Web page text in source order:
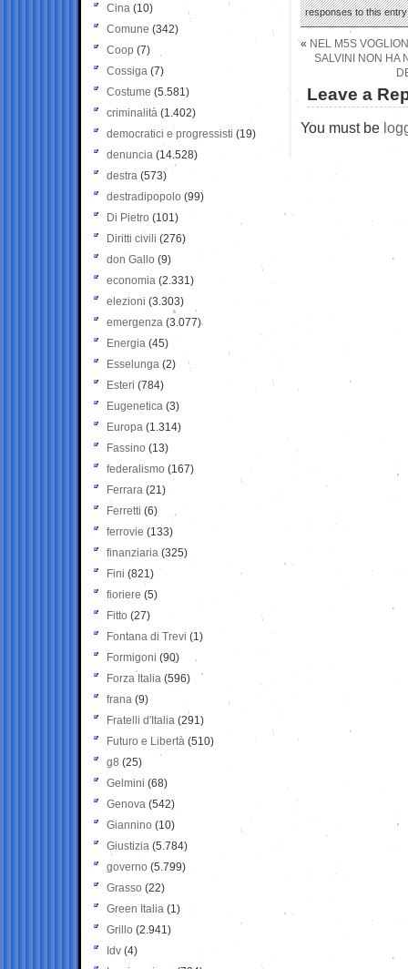
responses to this
« NEL M5S
SALVINI NON HA
Leave a
You must be
Cina (10)
Comune (342)
Coop (7)
Cossiga (7)
Costume (5.581)
criminalità (1.402)
democratici e progressisti (19)
denuncia (14.528)
destra (573)
destradipopolo (99)
Di Pietro (101)
Diritti civili (276)
don Gallo (9)
economia (2.331)
elezioni (3.303)
emergenza (3.077)
Energia (45)
Esselunga (2)
Esteri (784)
Eugenetica (3)
Europa (1.314)
Fassino (13)
federalismo (167)
Ferrara (21)
Ferretti (6)
ferrovie (133)
finanziaria (325)
Fini (821)
fioriere (5)
Fitto (27)
Fontana di Trevi (1)
Formigoni (90)
Forza Italia (596)
frana (9)
Fratelli d'Italia (291)
Futuro e Libertà (510)
g8 (25)
Gelmini (68)
Genova (542)
Giannino (10)
Giustizia (5.784)
governo (5.799)
Grasso (22)
Green Italia (1)
Grillo (2.941)
Idv (4)